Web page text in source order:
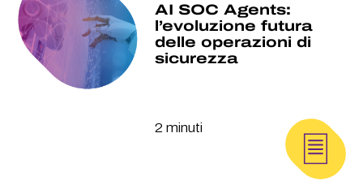
AI SOC Agents:
l’evoluzione futura
delle operazioni di
sicurezza
2 minuti